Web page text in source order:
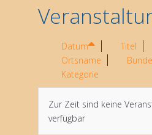
Datum Titel
Ortsname
Kategorie
Zur Zeit sind keine
verfügbar